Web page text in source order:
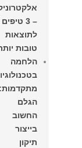
– 3 טיפים
לתוצאות
טובות יותר
הלחמה
מתקדמות:
הגלם
החשוב
בייצור
תיקון